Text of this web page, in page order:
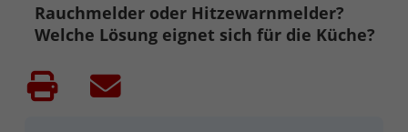
Rauchmelder oder Hitzewarnmelder?
Welche Lösung eignet sich für die Küche?